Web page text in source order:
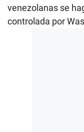
venezolanas se
controlada por